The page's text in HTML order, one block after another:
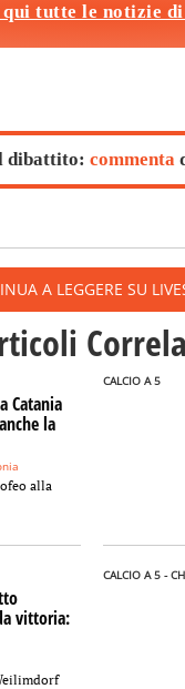
tutte le notizie
dibattito:commenta
A LEGGERE SU
Catania
la
alla
CALCIO A 5
vittoria:
CALCIO A 5 -